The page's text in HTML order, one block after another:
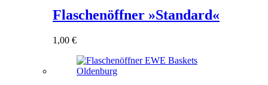
Flaschenöffner »Standard«
1,00 €